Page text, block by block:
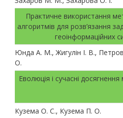
Практичне використання
алгоритмів для розв’язання
геоінформаційних
Юнда А. М., Жигулін І. В.,
О.
Еволюція і сучасні
Кузема О. С., Кузема П. О.